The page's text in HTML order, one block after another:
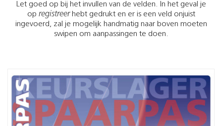
Let goed op bij het invullen van de velden. In het geval je
op registreerhebt gedrukt en er is een veld onjuist
ingevoerd, zal je mogelijk handmatig naar boven moeten
swipen om aanpassingen te doen.